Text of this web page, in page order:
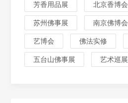
芳香用品展 北京香博会
苏州佛事展 南京佛博会
艺博会 佛法实修
五台山佛事展 艺术巡展